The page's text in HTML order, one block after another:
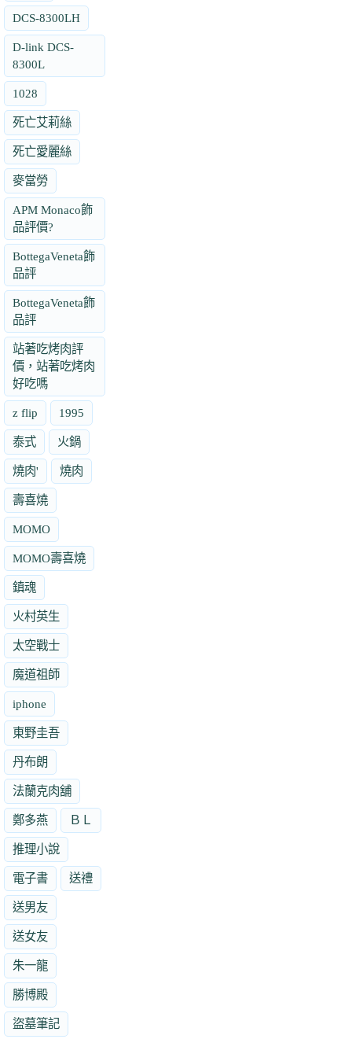
DCS-8300LH
D-link DCS-
8300L
1028
死亡艾莉絲
死亡愛麗絲
麥當勞
APM Monaco飾
品評價?
BottegaVeneta飾
品評
BottegaVeneta飾
品評
站著吃烤肉評
價，站著吃烤肉
好吃嗎
z flip 1995
泰式 火鍋
燒肉' 燒肉
壽喜燒
MOMO
MOMO壽喜燒
鎮魂
火村英生
太空戰士
魔道祖師
iphone
東野圭吾
丹布朗
法蘭克肉舖
鄭多燕 ＢＬ
推理小說
電子書 送禮
送男友
送女友
朱一龍
勝博殿
盜墓筆記